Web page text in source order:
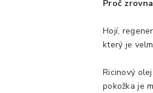
Proč
Hojí,
který je
Ricinový
pokožka je